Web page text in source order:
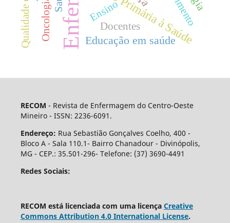
Educação em saúde
Ensino
Oncologia Docentes
RECOM - Revista de Enfermagem do Centro-Oeste
Mineiro - ISSN: 2236-6091.
Endereço: Rua Sebastião Gonçalves Coelho, 400 -
Bloco A - Sala 110.1- Bairro Chanadour - Divinópolis,
MG - CEP.: 35.501-296- Telefone: (37) 3690-4491
Redes Sociais:
RECOM está licenciada com uma licença Creative
Commons Attribution 4.0 International License.